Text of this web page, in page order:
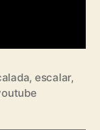
, escalar,